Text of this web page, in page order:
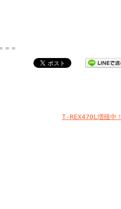
＝＝
T-REX470L増殖中！